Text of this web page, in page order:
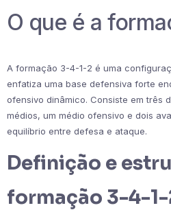
O que é a
A formação 3-4-1-2 é uma
enfatiza uma base defensiva forte
ofensivo dinâmico. Consiste em três
médios, um médio ofensivo e dois
equilíbrio entre defesa e ataque.
Definição e
formação 3-4-